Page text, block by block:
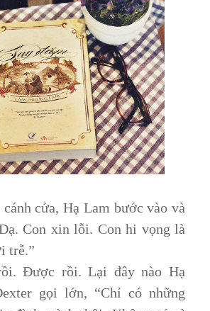
cửa, Hạ Lam bước vào và
Con xin lỗi. Con hi vọng là
trễ.”
Được rồi. Lại đây nào Hạ
gọi lớn, “Chỉ có những